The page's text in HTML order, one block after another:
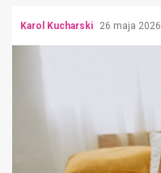
Karol Kucharski 26 maja 2026